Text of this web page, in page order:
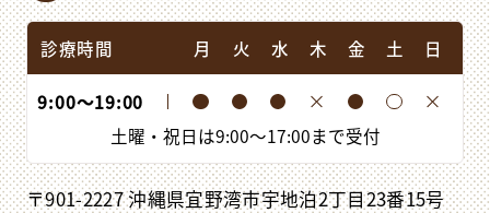
診療時間 月 火 水 木 金 土 日
9:00〜19:00
土曜・祝日は9:00〜17:00まで受付
〒901-2227 沖縄県宜野湾市宇地泊2丁目23番15号